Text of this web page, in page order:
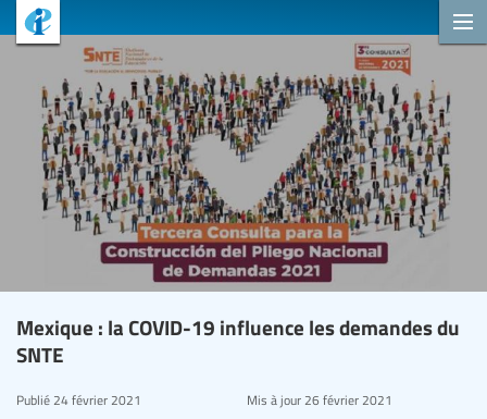
Mexique : la COVID-19 influence les demandes du
SNTE
Publié 24 février 2021 Mis à jour26 février 2021